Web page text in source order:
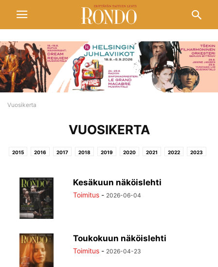
Vuosikerta
VUOSIKERTA
2015 2016 2017 2018 2019 2020 2021 2022 2023
Kesäkuun näköislehti
Toimitus - 2026-06-04
Toukokuun näköislehti
Toimitus - 2026-04-23